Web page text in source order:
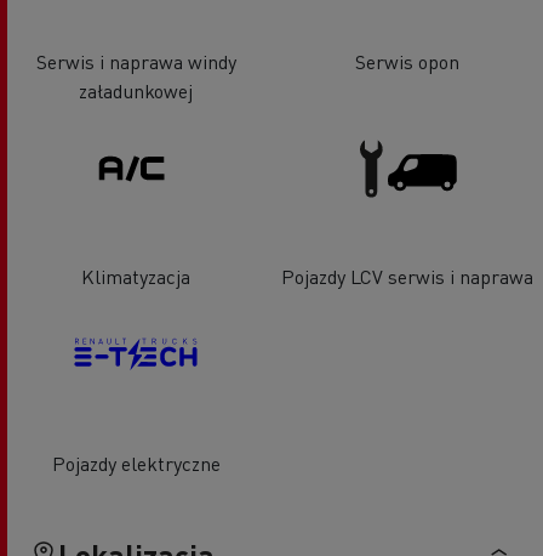
Serwis i naprawa windy
załadunkowej
Serwis opon
Klimatyzacja Pojazdy LCV serwis i naprawa
Pojazdy elektryczne